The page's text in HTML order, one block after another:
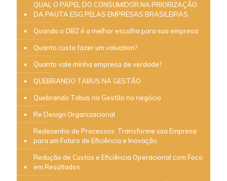
QUAL O PAPEL DO CONSUMIDOR NA PRIORIZAÇÃO
DA PAUTA ESG PELAS EMPRESAS BRASILEIRAS
Quando o OBZ é a melhor escolha para sua empresa
Quanto custa fazer um valuation?
Quanto vale minha empresa de verdade?
QUEBRANDO TABUS NA GESTÃO
Quebrando Tabus na Gestão no negócio
Re Design Organizacional
Redesenho de Processos: Transforme sua Empresa
para um Futuro de Eficiência e Inovação
Redução de Custos e Eficiência Operacional com Foco
em Resultados.